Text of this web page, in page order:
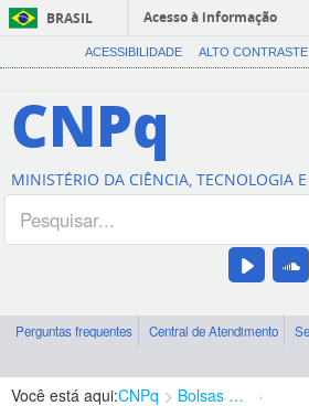
BRASIL
Acesso à informação
ACESSIBILIDADE ALTO CONTRASTE
CNPq
MINISTÉRIO DA CIÊNCIA, TECNOLOGIA
Perguntas frequentes Central de Atendimento
Você está aqui:CNPq Bolsas e Auxílios Vigentes